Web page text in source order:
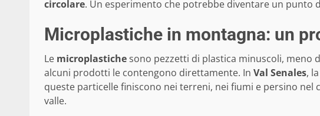
circolare. Un esperimento che potrebbe diventare un punto
Microplastiche in montagna: un
Le microplastichesono pezzetti di plastica minuscoli, meno
alcuni prodotti le contengono direttamente. In Val Senales,
queste particelle finiscono nei terreni, nei fiumi e persino
valle.